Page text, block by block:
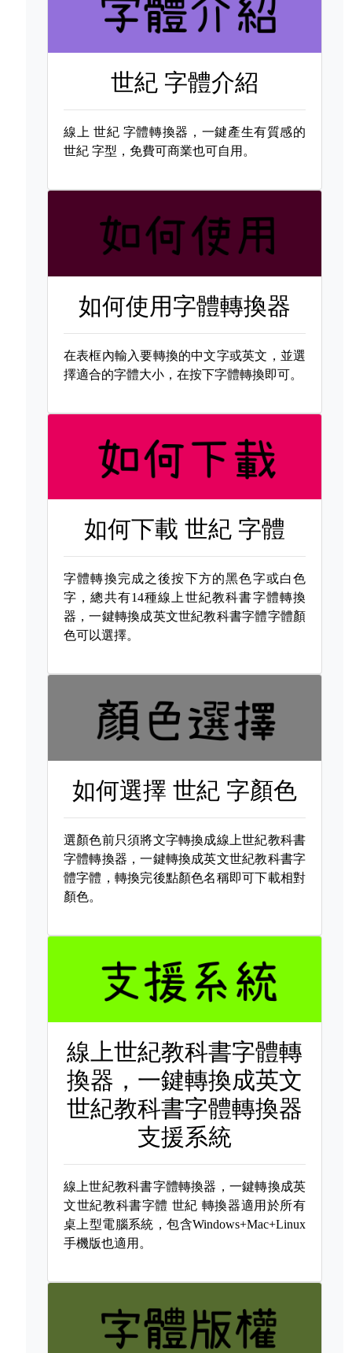
世紀 字體介紹
線上 世紀 字體轉換器，一鍵產生有質感的
世紀 字型，免費可商業也可自用。
如何使用字體轉換器
在表框內輸入要轉換的中文字或英文，並選
擇適合的字體大小，在按下字體轉換即可。
如何下載世紀 字體
字體轉換完成之後按下方的黑色字或白色
字，總共有14種線上世紀教科書字體轉換
器，一鍵轉換成英文世紀教科書字體字體顏
色可以選擇。
如何選擇世紀 字顏色
選顏色前只須將文字轉換成線上世紀教科書
字體轉換器，一鍵轉換成英文世紀教科書字
體字體，轉換完後點顏色名稱即可下載相對
顏色。
線上世紀教科書字體轉
換器，一鍵轉換成英文
世紀教科書字體轉換器
支援系統
線上世紀教科書字體轉換器，一鍵轉換成英
文世紀教科書字體 世紀 轉換器適用於所有
桌上型電腦系統，包含Windows+Mac+Linux
手機版也適用。